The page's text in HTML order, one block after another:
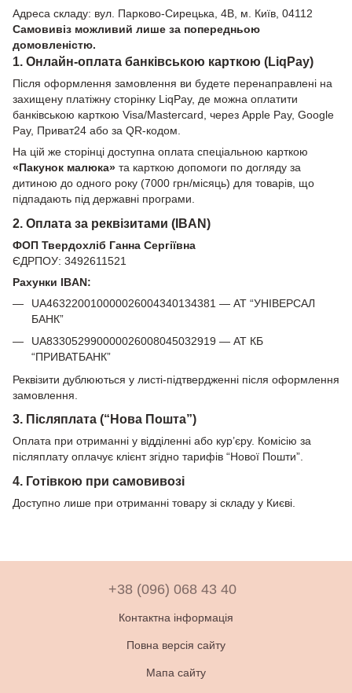
Адреса складу: вул. Парково-Сирецька, 4В, м. Київ, 04112
Самовивіз можливий лише за попередньою
домовленістю.
1. Онлайн-оплата банківською карткою (LiqPay)
Після оформлення замовлення ви будете перенаправлені на
захищену платіжну сторінку LiqPay, де можна оплатити
банківською карткою Visa/Mastercard, через Apple Pay, Google
Pay, Приват24 або за QR-кодом.
На цій же сторінці доступна оплата спеціальною карткою
«Пакунок малюка» та карткою допомоги по догляду за
дитиною до одного року (7000 грн/місяць) для товарів, що
підпадають під державні програми.
2. Оплата за реквізитами (IBAN)
ФОП Твердохліб Ганна Сергіївна
ЄДРПОУ: 3492611521
Рахунки IBAN:
UA463220010000026004340134381 — АТ “УНІВЕРСАЛ
БАНК”
UA833052990000026008045032919 — АТ КБ
“ПРИВАТБАНК”
Реквізити дублюються у листі-підтвердженні після оформлення
замовлення.
3. Післяплата (“Нова Пошта”)
Оплата при отриманні у відділенні або кур’єру. Комісію за
післяплату оплачує клієнт згідно тарифів “Нової Пошти”.
4. Готівкою при самовивозі
Доступно лише при отриманні товару зі складу у Києві.
+38 (096) 068 43 40
Контактна інформація
Повна версія сайту
Мапа сайту